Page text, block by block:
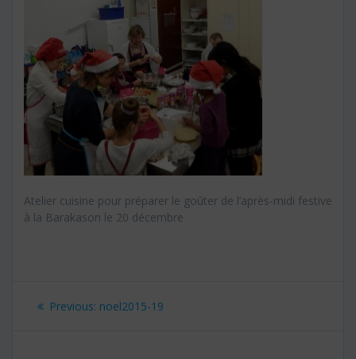
Atelier cuisine pour préparer le goûter de l’après-midi festive
à la Barakason le 20 décembre
Navigation
Previous: Previous
noel2015-19